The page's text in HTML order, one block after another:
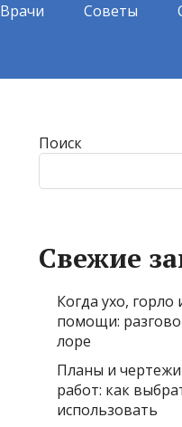
Врачи Советы
Поиск
Свежие
Когда ухо, горло
помощи:
лоре
Планы и
работ: как
использовать